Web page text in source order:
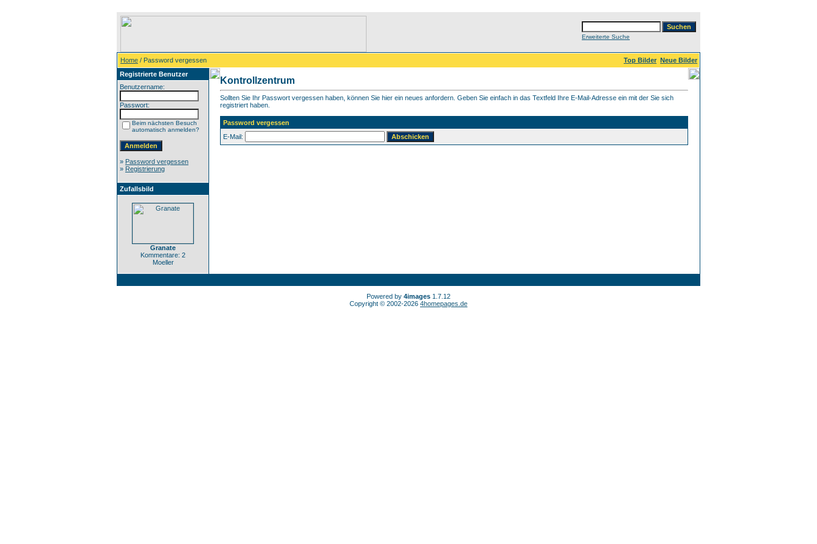
Erweiterte Suche
Home / Password vergessen Top Bilder Neue Bilder
Registrierte Benutzer
Benutzername:
Passwort:
Beim nächsten Besuch
automatisch anmelden?
» Password vergessen
» Registrierung
Zufallsbild
Granate
Kommentare: 2
Moeller
Kontrollzentrum
Sollten Sie Ihr Passwort vergessen haben, können Sie hier ein neues anfordern. Geben Sie einfach in das Textfeld Ihre E-Mail-Adresse ein mit der Sie sich
registriert haben.
Password vergessen
E-Mail:
Powered by 4images 1.7.12
Copyright © 2002-2026 4homepages.de